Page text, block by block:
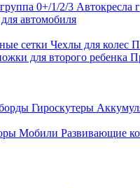
0+/1/2/3 Автокресла
автомобиля
сетки Чехлы для колес
для второго ребенка
Гироскутеры
Мобили Развивающие